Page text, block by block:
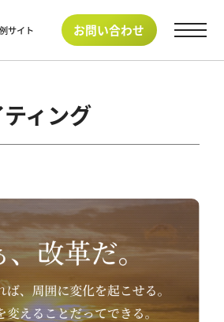
サイト お問い合わせ
ィング